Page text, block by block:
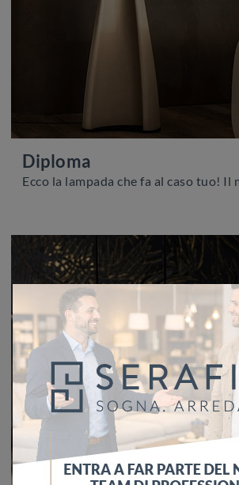
Diploma